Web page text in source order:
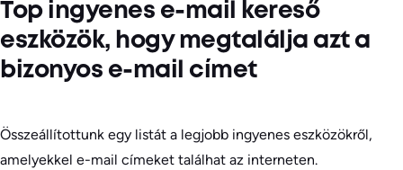
Top ingyenes e-mail kereső
eszközök, hogy megtalálja azt a
bizonyos e-mail címet
Összeállítottunk egy listát a legjobb ingyenes eszközökről,
amelyekkel e-mail címeket találhat az interneten.